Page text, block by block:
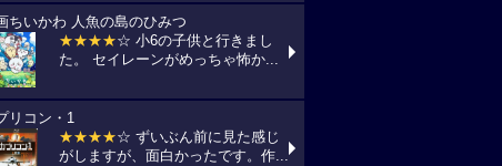
ちいかわ 人魚の島のひみつ
★★★★☆ 小6の子供と行きまし
た。 セイレーンがめっちゃ怖か...
リコン・1
★★★★☆ ずいぶん前に見た感じ
がしますが、面白かったです。作...